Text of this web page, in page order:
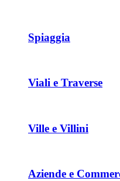
Spiaggia
Viali e Traverse
Ville e Villini
Aziende e